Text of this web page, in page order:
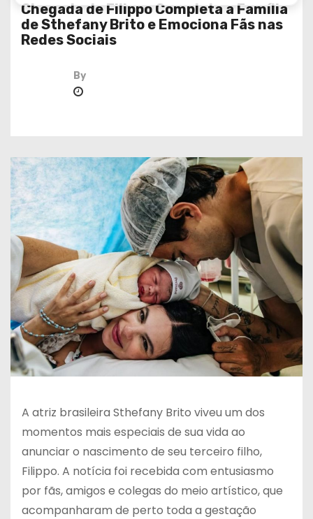
Chegada de Filippo Completa a Família
de Sthefany Brito e Emociona Fãs nas
Redes Sociais
By
A atriz brasileira Sthefany Brito viveu um dos
momentos mais especiais de sua vida ao
anunciar o nascimento de seu terceiro filho,
Filippo. A notícia foi recebida com entusiasmo
por fãs, amigos e colegas do meio artístico, que
acompanharam de perto toda a gestação